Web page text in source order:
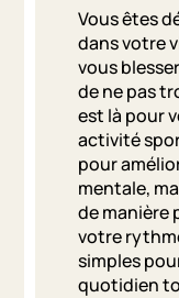
Vous êtes
dans votre
vous
de ne pas
est là pour
activité
pour
mentale,
de manière
votre
simples
quotidien